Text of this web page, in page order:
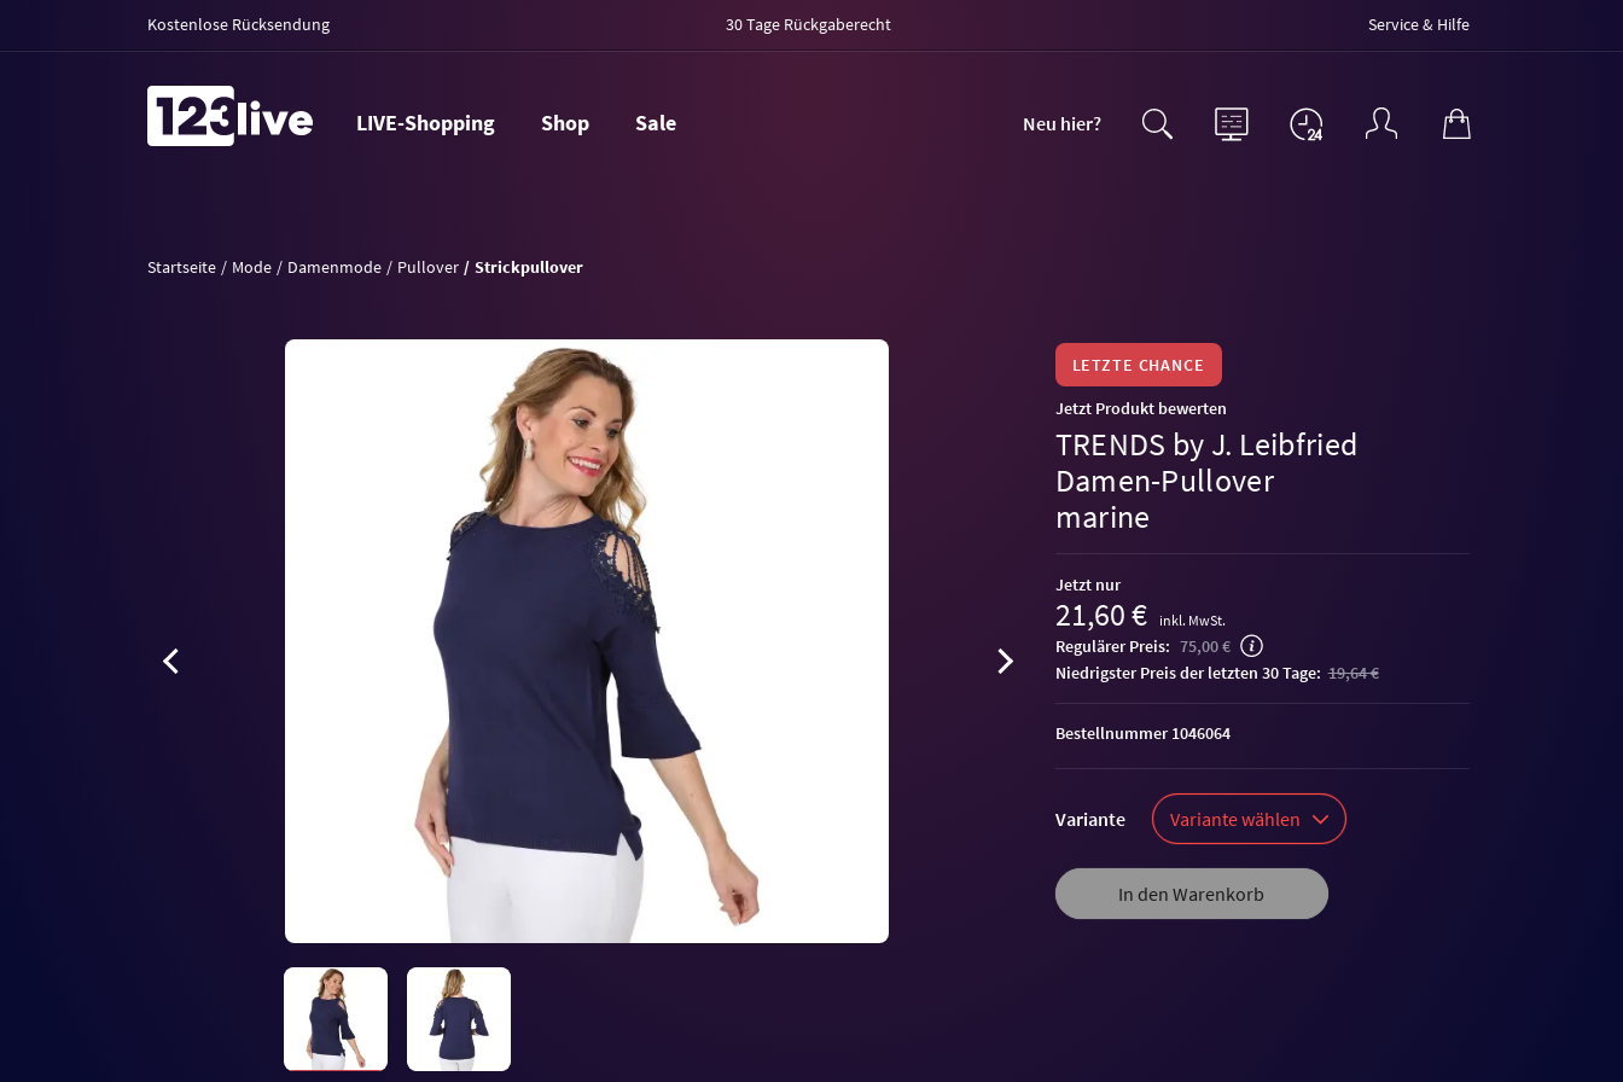
Kostenlose Rücksendung 30 Tage Rückgaberecht Service & Hilfe
LIVE-Shopping Shop Sale Neu hier?
Startseite Mode Damenmode Pullover Strickpullover
LETZTE CHANCE
Jetzt Produkt bewerten
TRENDS by J. Leibfried
Damen-Pullover
marine
Jetzt nur
21,60 € inkl. MwSt.
Regulärer Preis: 75,00 €
niedrigster Preis der letzten 30 Tage: 19,64 €
Variante Variante wählen
In den Warenkorb
Bestellnummer 1046064